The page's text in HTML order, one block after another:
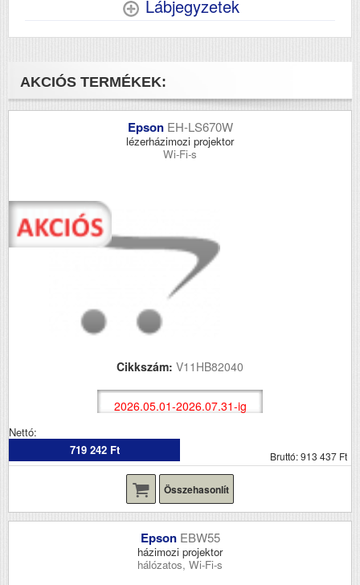
Lábjegyzetek
AKCIÓS TERMÉKEK:
Epson EH-LS670W
lézerházimozi projektor
Wi-Fi-s
Cikkszám: V11HB82040
2026.05.01-2026.07.31-ig
Nettó:
719 242 Ft
Bruttó: 913 437 Ft
Összehasonlít
Epson EBW55
házimozi projektor
hálózatos, Wi-Fi-s